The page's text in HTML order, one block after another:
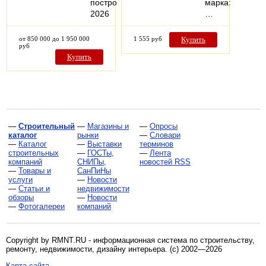
постройки:
2026
от 850 000 до 1 950 000
руб
Купить
марка:
1 555 руб Купить
— Строительный
каталог
— Каталог
строительных
компаний
— Товары и
услуги
— Статьи и
обзоры
— Фотогалереи
— Магазины и
рынки
— Выставки
— ГОСТы,
СНИПы,
СанПиНы
— Новости
недвижимости
— Новости
компаний
— Опросы
— Словари
терминов
— Лента
новостей RSS
Copyright by RMNT.RU - информационная система по строительству,
ремонту, недвижимости, дизайну интерьера. (c) 2002—2026